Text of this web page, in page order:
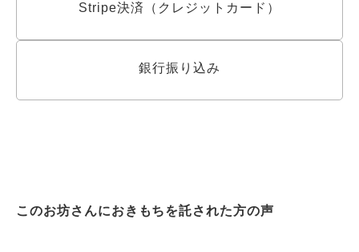
Stripe決済（クレジットカード）
銀行振り込み
このお坊さんにおきもちを託された方の声